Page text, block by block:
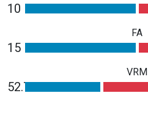
10
FA
15
VRM
52.7